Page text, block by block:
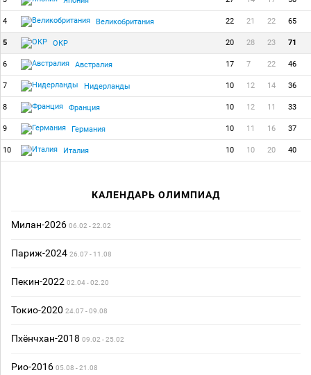
4 Великобритания 22 21 22 65
5 ОКР 20 28 23 71
6 Австралия 17 7 22 46
7 Нидерланды 10 12 14 36
8 Франция 10 12 11 33
9 Германия 10 11 16 37
10 Италия 10 10 20 40
КАЛЕНДАРЬ ОЛИМПИАД
Милан-2026 06.02 - 22.02
Париж-2024 26.07 - 11.08
Пекин-2022 02.04 - 02.20
Токио-2020 24.07 - 09.08
Пхёнчхан-2018 09.02 - 25.02
Рио-2016 05.08 - 21.08